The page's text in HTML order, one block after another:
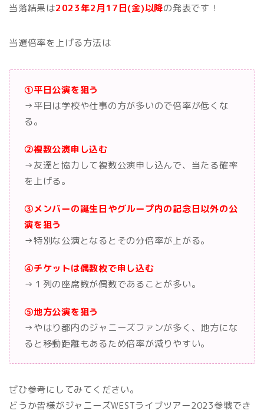
当落結果は2023年2月17日(金)以降の発表です！
当選倍率を上げる方法は
①平日公演を狙う
→平日は学校や仕事の方が多いので倍率が低くな
る。
②複数公演申し込む
→友達と協力して複数公演申し込んで、当たる確率
を上げる。
③メンバーの誕生日やグループ内の記念日以外の公
演を狙う
→特別な公演となるとその分倍率が上がる。
④チケットは偶数枚で申し込む
→１列の座席数が偶数であることが多い。
⑤地方公演を狙う
→やはり都内のジャニーズファンが多く、地方にな
ると移動距離もあるため倍率が減りやすい。
ぜひ参考にしてみてください。
どうか皆様がジャニーズWESTライブツアー2023参戦でき